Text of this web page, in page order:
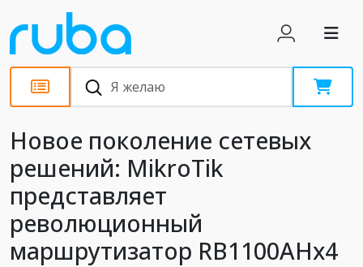
Новости
Новое поколение сетевых
решений: MikroTik
представляет
революционный
маршрутизатор RB1100AHx4